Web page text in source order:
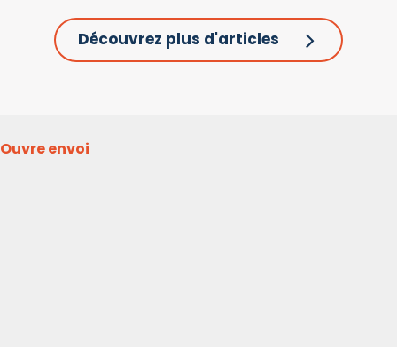
Découvrez plus d'articles
Ouvre envoi